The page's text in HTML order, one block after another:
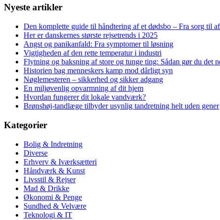
Nyeste artikler
Den komplette guide til håndtering af et dødsbo – Fra sorg til
Her er danskernes største rejsetrends i 2025
Angst og panikanfald: Fra symptomer til løsning
Vigtigheden af den rette temperatur i industri
Flytning og baksning af store og tunge ting: Sådan gør du det
Historien bag menneskers kamp mod dårligt syn
Nøglemesteren – sikkerhed og sikker adgang
En miljøvenlig opvarmning af dit hjem
Hvordan fungerer dit lokale vandværk?
Brønshøj-tandlæge tilbyder usynlig tandretning helt uden gener
Kategorier
Bolig & Indretning
Diverse
Erhverv & Iværksætteri
Håndværk & Kunst
Livsstil & Rejser
Mad & Drikke
Økonomi & Penge
Sundhed & Velvære
Teknologi & IT